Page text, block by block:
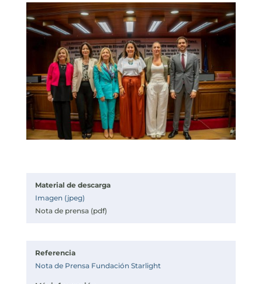
Material de descarga
Imagen (jpeg)
Nota de prensa (pdf)
Referencia
Nota de Prensa Fundación Starlight